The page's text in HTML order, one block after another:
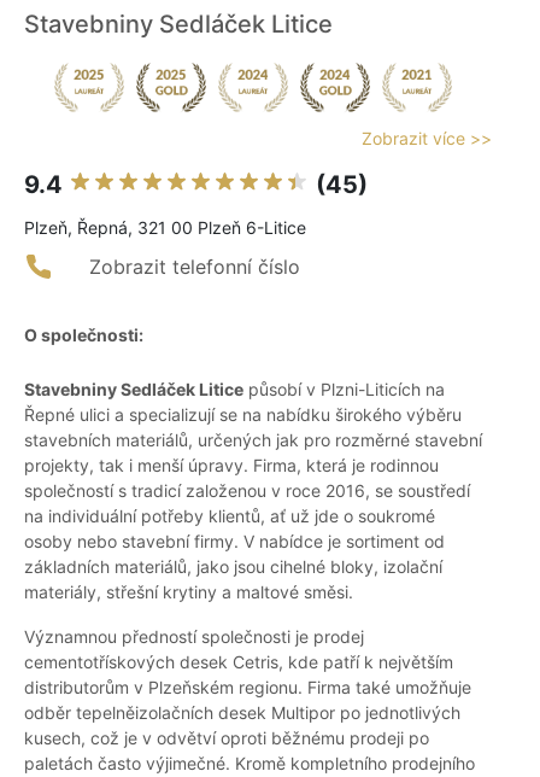
Stavebniny Sedláček Litice
Zobrazit více >>
9.4 (45)
Plzeň, Řepná, 321 00 Plzeň 6-Litice
Zobrazit telefonní číslo
O společnosti:
Stavebniny Sedláček Litice působí v Plzni-Liticích na
Řepné ulici a specializují se na nabídku širokého výběru
stavebních materiálů, určených jak pro rozměrné stavební
projekty, tak i menší úpravy. Firma, která je rodinnou
společností s tradicí založenou v roce 2016, se soustředí
na individuální potřeby klientů, ať už jde o soukromé
osoby nebo stavební firmy. V nabídce je sortiment od
základních materiálů, jako jsou cihelné bloky, izolační
materiály, střešní krytiny a maltové směsi.
Významnou předností společnosti je prodej
cementotřískových desek Cetris, kde patří k největším
distributorům v Plzeňském regionu. Firma také umožňuje
odběr tepelněizolačních desek Multipor po jednotlivých
kusech, což je v odvětví oproti běžnému prodeji po
paletách často výjimečné. Kromě kompletního prodejního